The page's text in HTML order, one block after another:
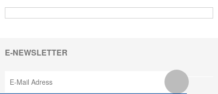
E-NEWSLETTER